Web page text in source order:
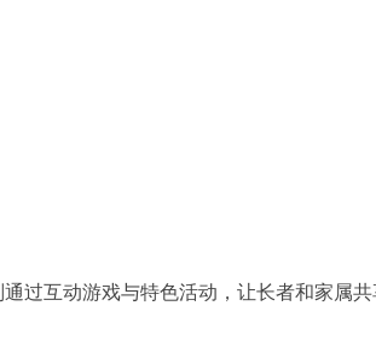
过互动游戏与特色活动，让长者和家属